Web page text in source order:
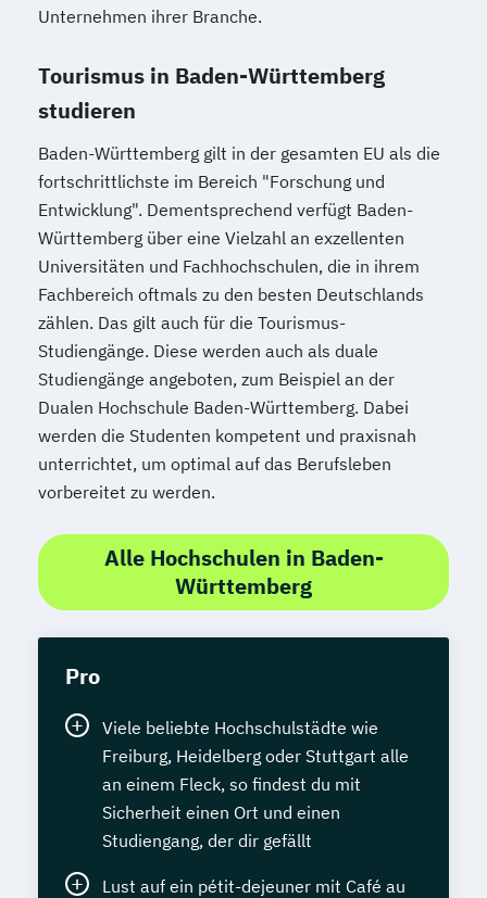
Unternehmen ihrer Branche.
Tourismus in Baden-Württemberg
studieren
Baden-Württemberg gilt in der gesamten EU als die
fortschrittlichste im Bereich "Forschung und
Entwicklung". Dementsprechend verfügt Baden-
Württemberg über eine Vielzahl an exzellenten
Universitäten und Fachhochschulen, die in ihrem
Fachbereich oftmals zu den besten Deutschlands
zählen. Das gilt auch für die Tourismus-
Studiengänge. Diese werden auch als duale
Studiengänge angeboten, zum Beispiel an der
Dualen Hochschule Baden-Württemberg. Dabei
werden die Studenten kompetent und praxisnah
unterrichtet, um optimal auf das Berufsleben
vorbereitet zu werden.
Alle Hochschulen in Baden-
Württemberg
Pro
Viele beliebte Hochschulstädte wie
Freiburg, Heidelberg oder Stuttgart alle
an einem Fleck, so findest du mit
Sicherheit einen Ort und einen
Studiengang, der dir gefällt
Lust auf ein pétit-dejeuner mit Café au